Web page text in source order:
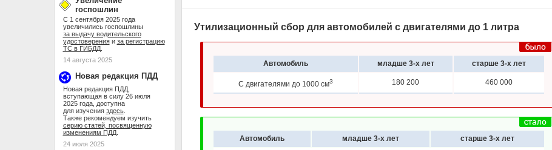
госпошлин
С 1 сентября 2025 года
увеличились госпошлины
за выдачу водительского
удостоверенияи за регистрацию
ТС в ГИБДД.
14 августа 2025
Новая редакция ПДД
Новая редакция ПДД,
вступающая в силу 26 июля
2025 года, доступна
для изучения здесь.
Также рекомендуем изучить
серию статей, посвященную
изменениям ПДД.
24 июля 2025
Утилизационный сбор для автомобилей с двигателями до 1 литра
Автомобиль младше 3-х лет старше 3-х лет
С двигателями до 1000 см3 180 200 460 000
Автомобиль младше 3-х лет старше 3-х лет